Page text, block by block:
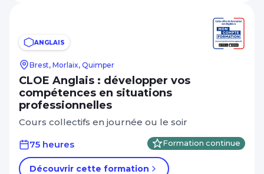
ANGLAIS
Brest, Morlaix, Quimper
CLOE Anglais : développer vos
compétences en situations
professionnelles
Cours collectifs en journée ou le soir
75 heures
Formation continue
Découvrir cette formation